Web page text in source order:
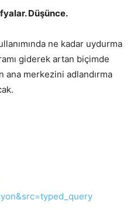
Düşünce.
ne kadar uydurma
giderek artan biçimde
ana merkezini adlandırma